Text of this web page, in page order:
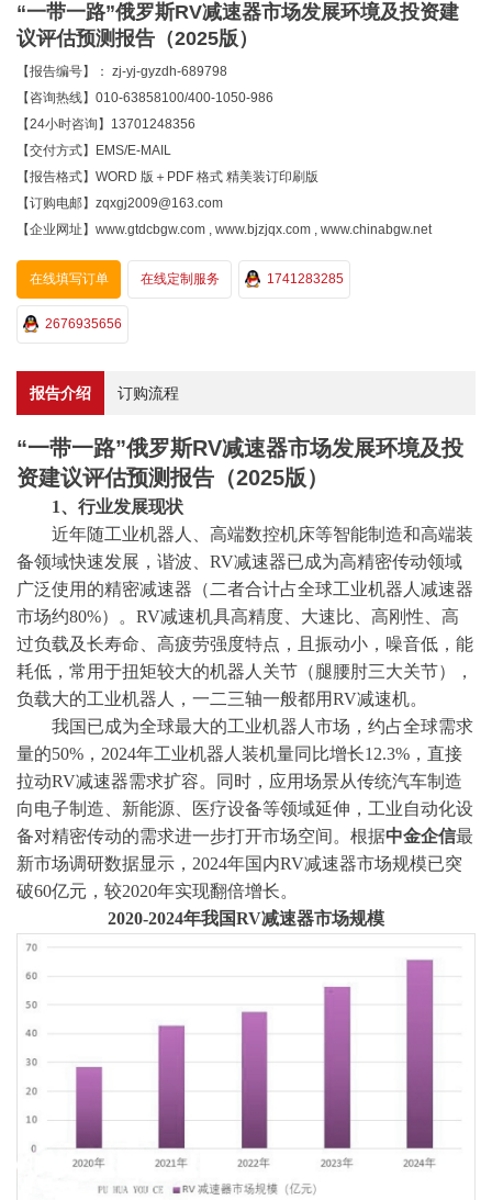
“一带一路”俄罗斯RV减速器市场发展环境及投资建
议评估预测报告（2025版）
【报告编号】： zj-yj-gyzdh-689798
【咨询热线】010-63858100/400-1050-986
【24小时咨询】13701248356
【交付方式】EMS/E-MAIL
【报告格式】WORD 版＋PDF 格式 精美装订印刷版
【订购电邮】zqxgj2009@163.com
【企业网址】www.gtdcbgw.com , www.bjzjqx.com , www.chinabgw.net
在线填写订单 在线定制服务 1741283285
2676935656
报告介绍 订购流程
“一带一路”俄罗斯RV减速器市场发展环境及投
资建议评估预测报告（2025版）
1、行业发展现状
近年随工业机器人、高端数控机床等智能制造和高端装
备领域快速发展，谐波、 RV减速器已成为高精密传动领域
广泛使用的精密减速器（二者合计占全球工业机器人减速器
市场约80%）。RV减速机具高精度、大速比、高刚性、高
过负载及长寿命、高疲劳强度特点，且振动小，噪音低，能
耗低，常用于扭矩较大的机器人关节（腿腰肘三大关节），
负载大的工业机器人，一二三轴一般都用RV减速机。
我国已成为全球最大的工业机器人市场，约占全球需求
量的50%，2024年工业机器人装机量同比增长12.3%，直接
拉动RV减速器需求扩容。同时，应用场景从传统汽车制造
向电子制造、新能源、医疗设备等领域延伸，工业自动化设
备对精密传动的需求进一步打开市场空间。 根据中金企信最
新市场调研数据显示， 2024年国内RV减速器市场规模已突
破60亿元，较2020年实现翻倍增长。
2020-2024年我国RV减速器市场规模